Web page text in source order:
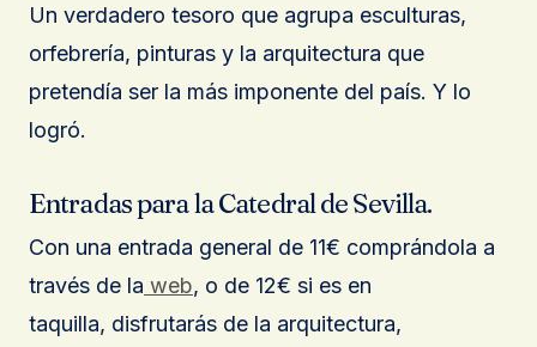
Un verdadero tesoro que agrupa esculturas,
orfebrería, pinturas y la arquitectura que
pretendía ser la más imponente del país. Y lo
logró.
Entradas para la Catedral de Sevilla.
Con una entrada general de 11€ comprándola a
través de la web, o de 12€ si es en
taquilla, disfrutarás de la arquitectura,